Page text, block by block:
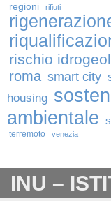
regioni rifiuti
rischio
roma smart city
housing
ambientale
terremoto venezia
INU –